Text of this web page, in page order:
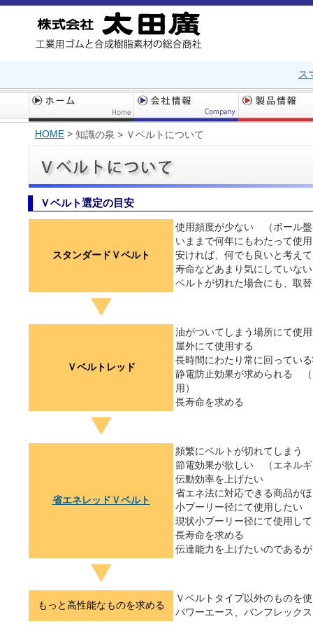
ス
HOME > 知識の泉 > Ｖベルトについて
Ｖベルト選定の目安
スタンダードＶベルト
使用頻度が少ない （ボール
いままで何年にもわたって使
安ければ、何でも良いと考え
寿命などあまり気にしていない
ベルトが切れた場合にも、取
Ｖベルトレッド
油がついてしまう場所にて使
屋外にて使用する
長時間にわたり常に回ってい
静電防止効果が求められる
用）
長寿命を求める
省エネレッドＶベルト
頻繁にベルトが切れてしまう
節電効果が欲しい （エネル
伝動効率を上げたい
省エネ法に対応できる商品が
小プーリー径にて使用したい
現状小プーリー径にて使用し
長寿命を求める
伝達能力を上げたいのである
もっと高性能なものを求める
Ｖベルトタイプ以外のものを
パワーエース、バンフレック